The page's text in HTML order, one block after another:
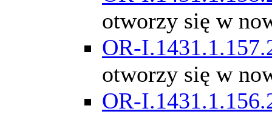
otworzy się w
OR-
otworzy się w
OR-